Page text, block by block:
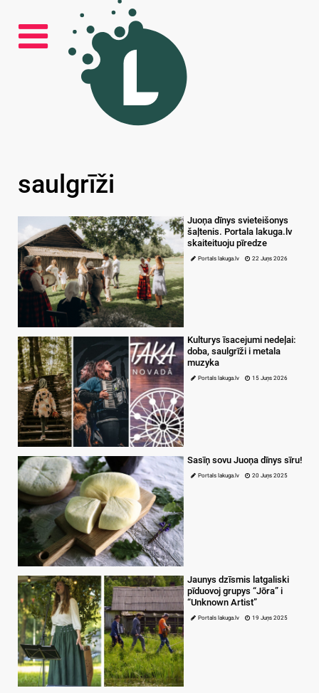
saulgrīži
Juoņa dīnys svieteišonys
šaļtenis. Portala lakuga.lv
skaiteituoju pīredze
Portals lakuga.lv 22 Juņs 2026
Kulturys īsacejumi nedeļai:
doba, saulgrīži i metala
muzyka
Portals lakuga.lv 15 Juņs 2026
Sasīņ sovu Juoņa dīnys sīru!
Portals lakuga.lv 20 Juņs 2025
Jaunys dzīsmis latgaliski
pīduovoj grupys “Jōra” i
“Unknown Artist”
Portals lakuga.lv 19 Juņs 2025